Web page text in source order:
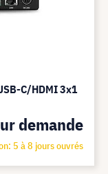
C/HDMI 3x1
demande
5 à 8 jours ouvrés